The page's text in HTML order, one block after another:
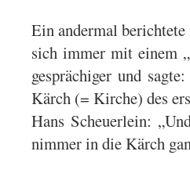
Ein andermal
sich immer mit einem
gesprächiger und
Kärch (= Kirche) des
Hans Scheuerlein:
nimmer in die Kärch